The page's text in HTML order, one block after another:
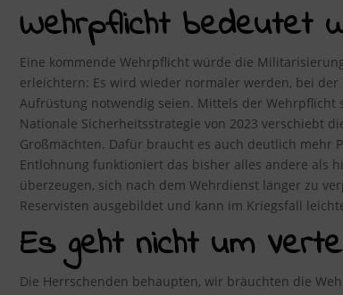
Wehrpflicht bedeutet
Eine kommende Wehrpflicht würde die
erleichtern: Es wird wieder normaler werden, bei
Aufrüstung notwendig seien. Mittels der Wehrpflicht
Nationale Sicherheitsstrategie von 2023 verschiebt
Großmächten. Dafür braucht es auch deutlich mehr
Entlohnung funktioniert das bisher alles andere als
überzeugen, sich nach dem Wehrdienst länger zu
Reservisten ausgebildet und kann im Kriegsfall
Es geht nicht um
Die Herrschenden behaupten, wir bräuchten die